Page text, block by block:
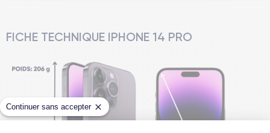
Continuer sans accepter
FICHE TECHNIQUE IPHONE 14 PRO